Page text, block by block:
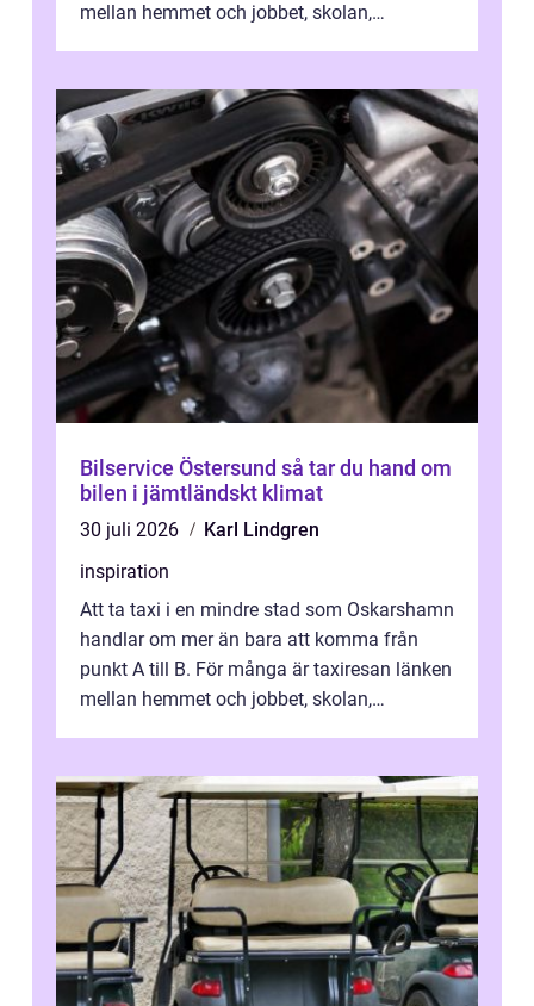
mellan hemmet och jobbet, skolan,
Bilservice Östersund så tar du hand om
bilen i jämtländskt klimat
30 juli 2026
Karl Lindgren
inspiration
Att ta taxi i en mindre stad som Oskarshamn
handlar om mer än bara att komma från
punkt A till B. För många är taxiresan länken
mellan hemmet och jobbet, skolan,